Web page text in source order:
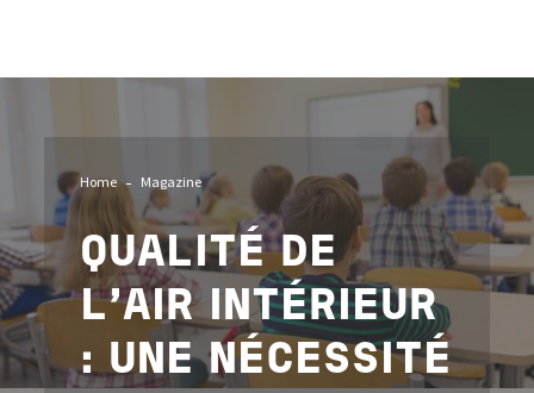
Home Magazine
QUALITÉ DE
L’AIR INTÉRIEUR
: UNE NÉCESSITÉ